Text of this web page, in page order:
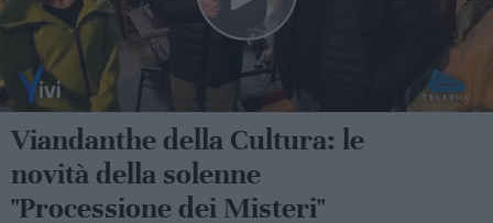
Viandanthe della Cultura: le
novità della solenne
"Processione dei Misteri"